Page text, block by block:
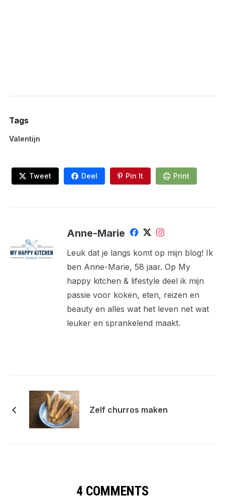
Tags
Valentijn
Tweet Deel Pin It Print
Anne-Marie
Leuk dat je langs komt op mijn blog! Ik
ben Anne-Marie, 58 jaar. Op My
happy kitchen & lifestyle deel ik mijn
passie voor koken, eten, reizen en
beauty en alles wat het leven net wat
leuker en sprankelend maakt.
Zelf churros maken
4 COMMENTS